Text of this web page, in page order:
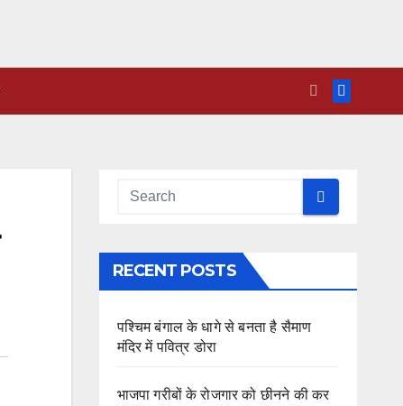
RECENT POSTS
पश्चिम बंगाल के धागे से बनता है सैमाण
मंदिर में पवित्र डोरा
भाजपा गरीबों के रोजगार को छीनने की कर